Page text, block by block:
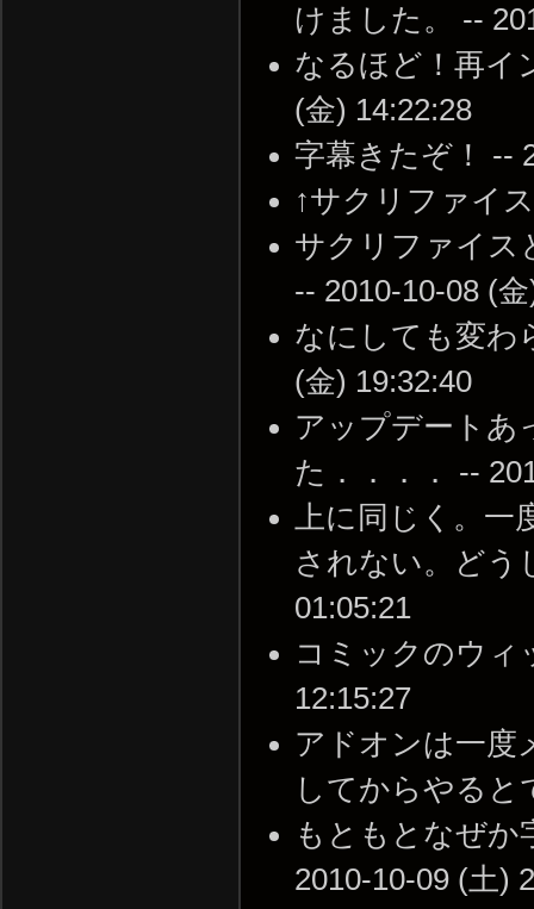
けました。 --
なるほど！再イ
(金) 14:22:28
字幕きたぞ！ --
↑サクリファイ
サクリファイス
-- 2010-10-08 (
なにしても変わ
(金) 19:32:40
アップデートあ
た．．．． --
上に同じく。
されない。どう
01:05:21
コミックのウィ
12:15:27
アドオンは一度
してからやると
もともとなぜか
2010-10-09 (土)